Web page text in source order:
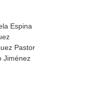
Espina
Pastor
Jiménez